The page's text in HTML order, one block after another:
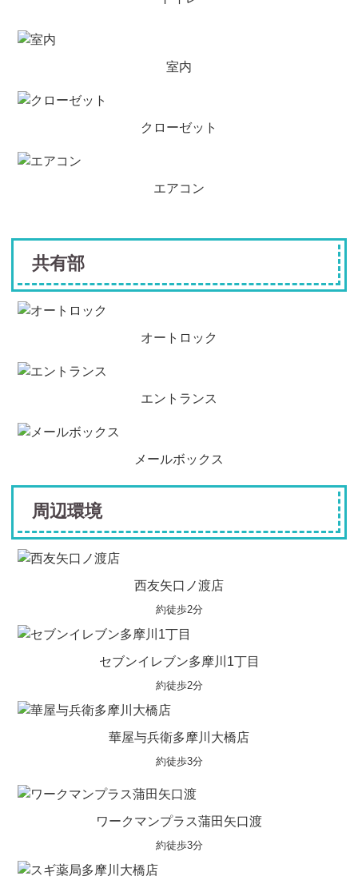
室内
クローゼット
エアコン
共有部
オートロック
エントランス
メールボックス
周辺環境
西友矢口ノ渡店
約徒歩2分
セブンイレブン多摩川1丁目
約徒歩2分
華屋与兵衛多摩川大橋店
約徒歩3分
ワークマンプラス蒲田矢口渡
約徒歩3分